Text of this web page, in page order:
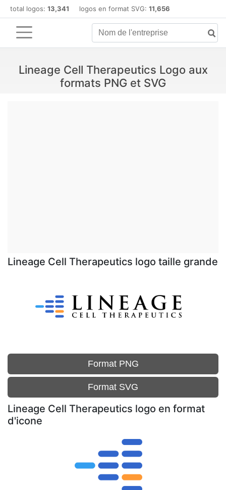
total logos: 13,341 logos en format SVG: 11,656
Lineage Cell Therapeutics Logo aux
formats PNG et SVG
Lineage Cell Therapeutics logo taille grande
Format PNG
Format SVG
Lineage Cell Therapeutics logo en format
d'icone